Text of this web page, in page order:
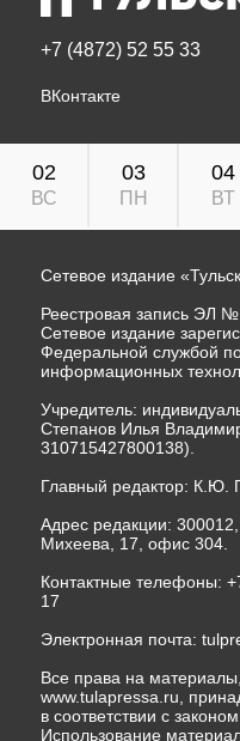
+7 (4872) 52 55 33
ВКонтакте
02
ВС
03
ПН
04
ВТ
Сетевое издание
Реестровая запись ЭЛ
Сетевое издание
Федеральной службой
информационных
Учредитель:
Степанов Илья
310715427800138).
Главный редактор: К.Ю.
Адрес редакции: 300012,
Михеева, 17, офис 304.
Контактные телефоны:
17
Электронная почта:
Все права на
www.tulapressa.ru,
в соответствии с
Использование